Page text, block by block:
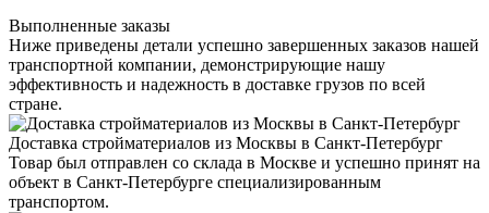
Выполненные заказы
Ниже приведены детали успешно завершенных заказов нашей
транспортной компании, демонстрирующие нашу
эффективность и надежность в доставке грузов по всей
стране.
Доставка стройматериалов из Москвы в Санкт-Петербург
Товар был отправлен со склада в Москве и успешно принят на
объект в Санкт-Петербурге специализированным
транспортом.